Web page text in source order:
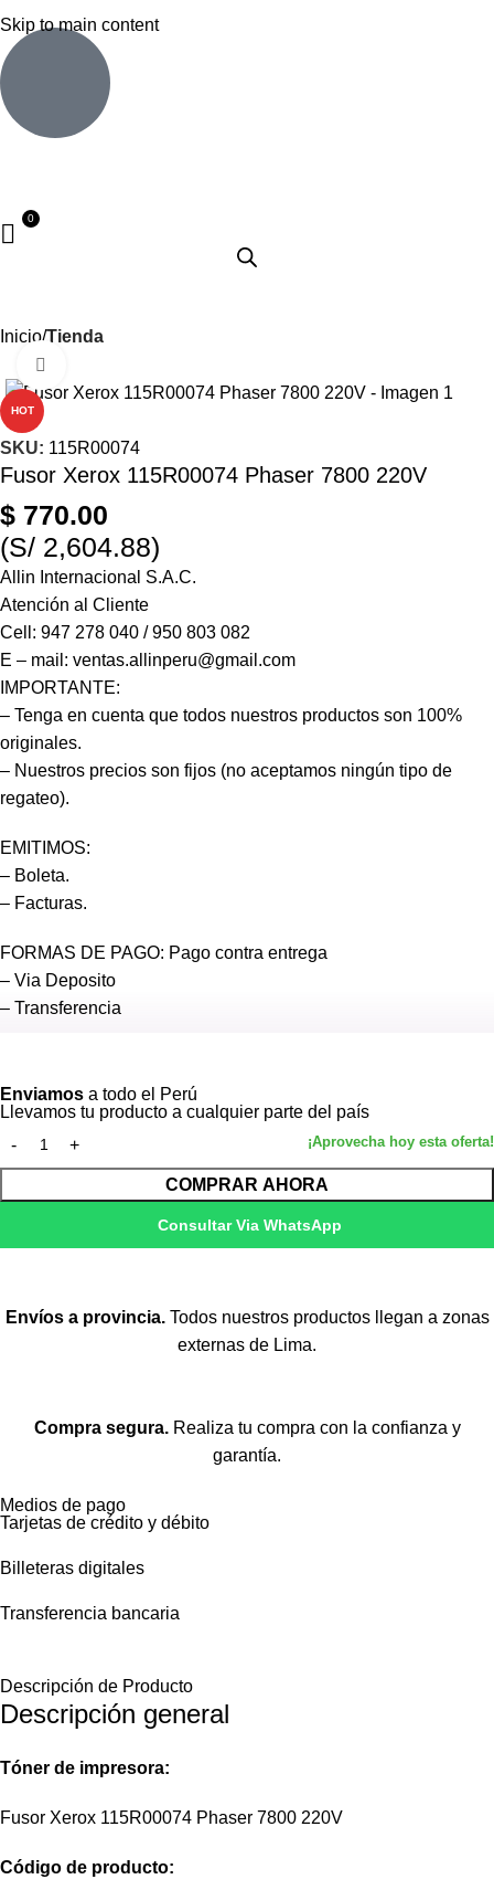
Skip to main content
Inicio Tienda
HOT
SKU: 115R00074
Fusor Xerox 115R00074 Phaser 7800 220V
$ 770.00
(S/ 2,604.88)
Allin Internacional S.A.C.
Atención al Cliente
Cell: 947 278 040 / 950 803 082
E – mail: ventas.allinperu@gmail.com
IMPORTANTE:
– Tenga en cuenta que todos nuestros productos son 100%
originales.
– Nuestros precios son fijos (no aceptamos ningún tipo de
regateo).
EMITIMOS:
– Boleta.
– Facturas.
FORMAS DE PAGO: Pago contra entrega
– Via Deposito
– Transferencia
Enviamos a todo el Perú
Llevamos tu producto a cualquier parte del país
COMPRAR AHORA
Consultar Via WhatsApp
Envíos a provincia.Todos nuestros productos llegan a zonas
externas de Lima.
Compra segura.Realiza tu compra con la confianza y
garantía.
Medios de pago
Tarjetas de crédito y débito
Billeteras digitales
Transferencia bancaria
Descripción de Producto
Descripción general
Tóner de impresora:
Fusor Xerox 115R00074 Phaser 7800 220V
Código de producto: